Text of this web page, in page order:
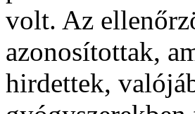
volt. Az
azonosítottak,
hirdettek,